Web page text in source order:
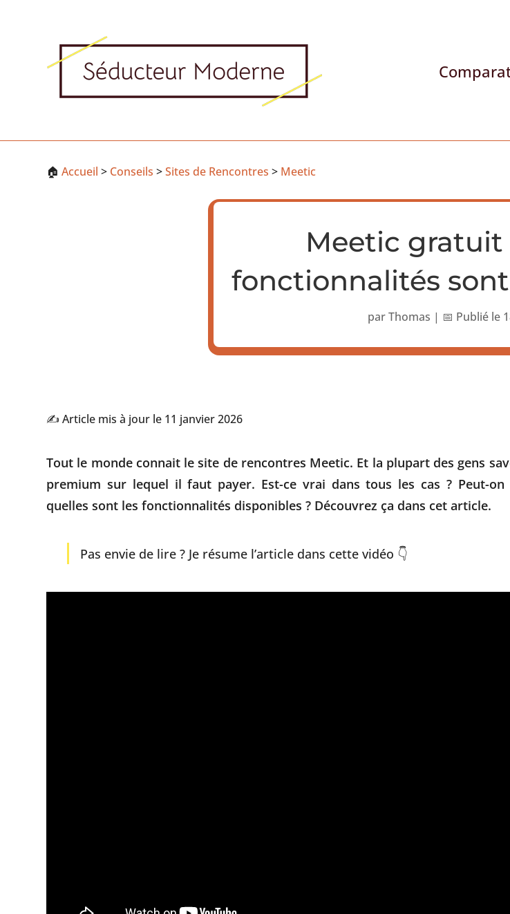
🏠Accueil > Conseils >Sites de Rencontres > Meetic
Meetic gratuit
fonctionnalités
parThomas | 📅 Publié le
✍️ Article mis à jour le 11 janvier 2026
Tout le monde connait le site de rencontres Meetic. Et la plupart des gens
premium sur lequel il faut payer. Est-ce vrai dans tous les cas ? Peut-
quelles sont les fonctionnalités disponibles ? Découvrez ça dans cet article.
Pas envie de lire ? Je résume l’article dans cette vidéo 👇